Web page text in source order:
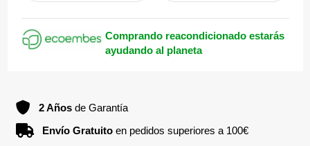
Comprando reacondicionado estarás
ayudando al planeta
2 Añosde Garantía
Envío Gratuitoen pedidos superiores a 100€